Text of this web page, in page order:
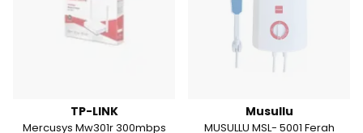
TP-LINK
Mercusys Mw301r 300mbps
Musullu
MUSULLU MSL- 5001 Ferah